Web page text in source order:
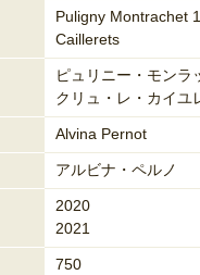
Puligny Montrachet
Caillerets
ピュリニー・モンラ
クリュ・レ・カイユ
Alvina Pernot
アルビナ・ペルノ
2020
2021
750